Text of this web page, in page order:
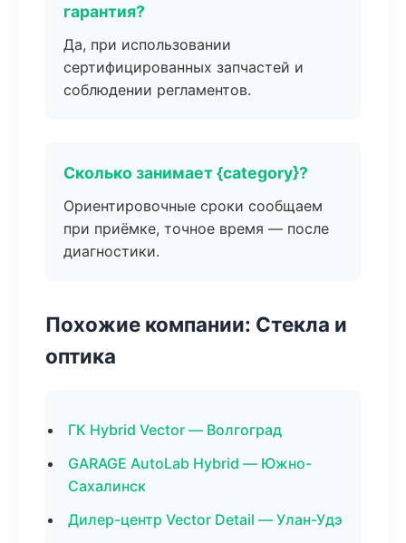
гарантия?
Да, при использовании
сертифицированных запчастей и
соблюдении регламентов.
Сколько занимает {category}?
Ориентировочные сроки сообщаем
при приёмке, точное время — после
диагностики.
Похожие компании: Стекла и
оптика
ГК Hybrid Vector — Волгоград
GARAGE AutoLab Hybrid — Южно-
Сахалинск
Дилер-центр Vector Detail — Улан-Удэ